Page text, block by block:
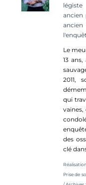
légiste
ancien
Le
13
2011,
qui
vaines,
des
clé
Prise de